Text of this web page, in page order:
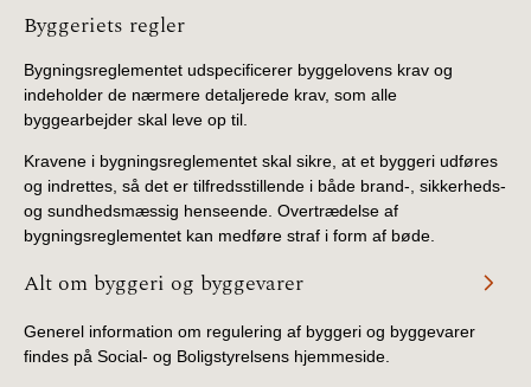
Information
Byggeriets regler
Bygningsreglementet udspecificerer byggelovens krav og
indeholder de nærmere detaljerede krav, som alle
byggearbejder skal leve op til.
Kravene i bygningsreglementet skal sikre, at et byggeri udføres
og indrettes, så det er tilfredsstillende i både brand-, sikkerheds-
og sundhedsmæssig henseende. Overtrædelse af
bygningsreglementet kan medføre straf i form af bøde.
Alt om byggeri og byggevarer
Generel information om regulering af byggeri og byggevarer
findes på Social- og Boligstyrelsens hjemmeside.